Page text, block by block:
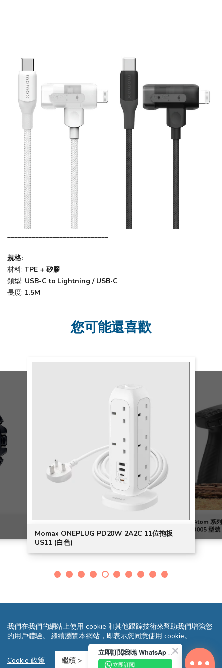
_____________________________
規格:
材料: TPE + 矽膠
類型: USB-C to Lightning / USB-C
長度: 1.5M
您可能還喜歡
Momax ONEPLUG PD20W 2A2C 11位拖板
US11 (白色)
Atom 系列
3005 型
隱私聲明 常見問題 網站地圖
我們在我們的網站上使用 cookie 和其他跟踪技術來幫助我們增強您
的用戶體驗。 繼續瀏覽本網站，即表示您同意使用 cookie。
Cookie 政策 繼續 >
立即訂閲我哋 WhatsApp 即送您 HK$10 迎新優惠券!
立即訂閲